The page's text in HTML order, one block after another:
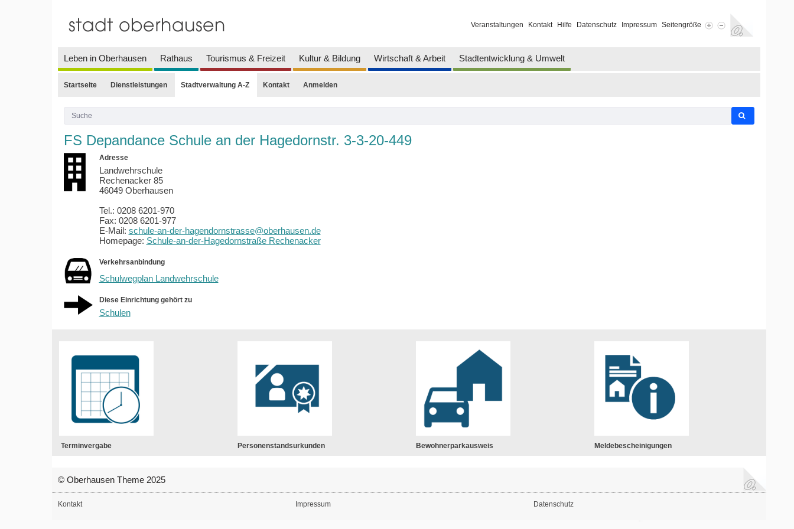
Veranstaltungen Kontakt Hilfe Datenschutz Impressum Seitengröße
Leben in Oberhausen Rathaus Tourismus & Freizeit Kultur & Bildung Wirtschaft & Arbeit Stadtentwicklung & Umwelt
Startseite Dienstleistungen Stadtverwaltung A-Z Kontakt Anmelden
FS Depandance Schule an der Hagedornstr. 3-3-20-449
Adresse
Landwehrschule
Rechenacker 85
46049 Oberhausen
Tel.: 0208 6201-970
Fax: 0208 6201-977
E-Mail: schule-an-der-hagendornstrasse@oberhausen.de
Homepage: Schule-an-der-Hagedornstraße Rechenacker
Verkehrsanbindung
Schulwegplan Landwehrschule
Diese Einrichtung gehört zu
Schulen
Terminvergabe Personenstandsurkunden Bewohnerparkausweis Meldebescheinigungen
© Oberhausen Theme 2025
Kontakt Impressum Datenschutz